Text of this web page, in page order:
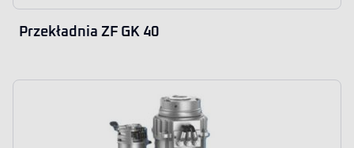
Przekładnia ZF GK 40